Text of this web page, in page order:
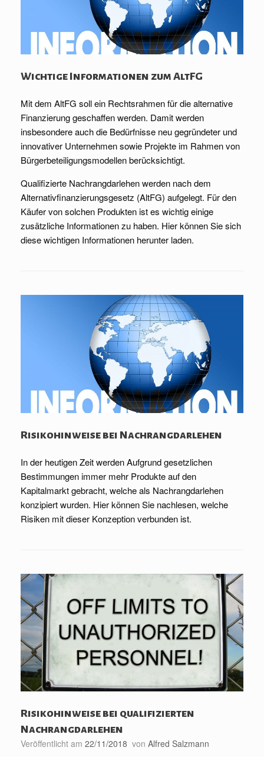
Wichtige Informationen zum AltFG
Mit dem AltFG soll ein Rechtsrahmen für die alternative
Finanzierung geschaffen werden. Damit werden
insbesondere auch die Bedürfnisse neu gegründeter und
innovativer Unternehmen sowie Projekte im Rahmen von
Bürgerbeteiligungsmodellen berücksichtigt.
Qualifizierte Nachrangdarlehen werden nach dem
Alternativfinanzierungsgesetz (AltFG) aufgelegt. Für den
Käufer von solchen Produkten ist es wichtig einige
zusätzliche Informationen zu haben. Hier können Sie sich
diese wichtigen Informationen herunter laden.
Risikohinweise bei Nachrangdarlehen
In der heutigen Zeit werden Aufgrund gesetzlichen
Bestimmungen immer mehr Produkte auf den
Kapitalmarkt gebracht, welche als Nachrangdarlehen
konzipiert wurden. Hier können Sie nachlesen, welche
Risiken mit dieser Konzeption verbunden ist.
Risikohinweise bei qualifizierten
Nachrangdarlehen
Veröffentlicht am 22/11/2018 von Alfred Salzmann